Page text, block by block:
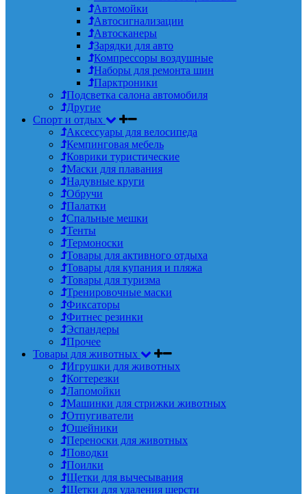
Автомойки
Автосигнализации
Автосканеры
Зарядки для авто
Компрессоры воздушные
Наборы для ремонта шин
Парктроники
Подсветка салона автомобиля
Другие
Спорт и отдых
Аксессуары для велосипеда
Кемпинговая мебель
Коврики туристические
Маски для плавания
Надувные круги
Обручи
Палатки
Спальные мешки
Тенты
Термоноски
Товары для активного отдыха
Товары для купания и пляжа
Товары для туризма
Тренировочные маски
Фиксаторы
Фитнес резинки
Эспандеры
Прочее
Товары для животных
Игрушки для животных
Когтерезки
Лапомойки
Машинки для стрижки животных
Отпугиватели
Ошейники
Переноски для животных
Поводки
Поилки
Щетки для вычесывания
Щетки для удаления шерсти